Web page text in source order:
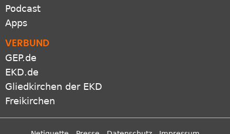
Podcast
Apps
VERBUND
GEP.de
EKD.de
Gliedkirchen der EKD
Freikirchen